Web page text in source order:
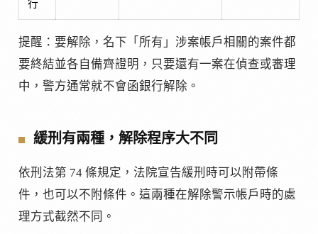
行
提醒：要解除，名下「所有」涉案帳戶相關的案件都
要終結並各自備齊證明，只要還有一案在偵查或審理
中，警方通常就不會函銀行解除。
緩刑有兩種，解除程序大不同
依刑法第 74 條規定，法院宣告緩刑時可以附帶條
件，也可以不附條件。這兩種在解除警示帳戶時的處
理方式截然不同。